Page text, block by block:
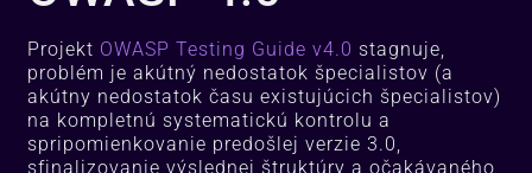
Projekt OWASP Testing Guide v4.0 stagnuje,
problém je akútný nedostatok špecialistov (a
akútny nedostatok času existujúcich špecialistov)
na kompletnú systematickú kontrolu a
spripomienkovanie predošlej verzie 3.0,
sfinalizovanie výslednej štruktúry a očakávaného